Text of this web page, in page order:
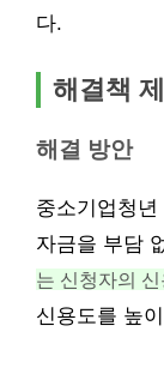
다.
해결책
해결 방안
중소기업청
자금을 부담
는 신청자의
신용도를 높